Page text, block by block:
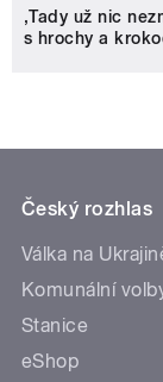
‚Tady už nic
s hrochy a
Český rozhlas
Válka na
Komunální
Stanice
eShop